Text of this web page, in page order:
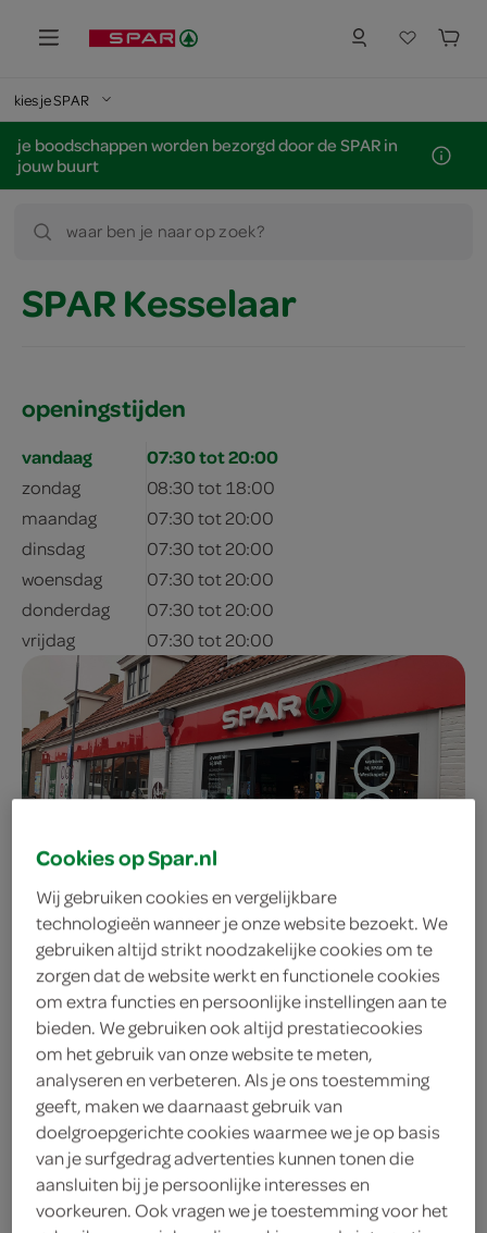
kies je SPAR
je boodschappen worden bezorgd door de SPAR in
jouw buurt
waar ben je naar op zoek?
SPAR Kesselaar
openingstijden
vandaag 07:30 tot 20:00
zondag
08:30 tot 18:00
maandag
07:30 tot 20:00
dinsdag
07:30 tot 20:00
woensdag
07:30 tot 20:00
donderdag
07:30 tot 20:00
vrijdag
07:30 tot 20:00
adres & contactgegevens
0118-820993
sparwestkapelle@despar.info
Koestraat 14
4361 BH Westkapelle
plan je route
bekijk meer vestigingen
KVK 65356934
Cookies op Spar.nl
Wij gebruiken cookies en vergelijkbare
technologieën wanneer je onze website bezoekt. We
gebruiken altijd strikt noodzakelijke cookies om te
zorgen dat de website werkt en functionele cookies
om extra functies en persoonlijke instellingen aan te
bieden. We gebruiken ook altijd prestatiecookies
om het gebruik van onze website te meten,
analyseren en verbeteren. Als je ons toestemming
geeft, maken we daarnaast gebruik van
doelgroepgerichte cookies waarmee we je op basis
van je surfgedrag advertenties kunnen tonen die
aansluiten bij je persoonlijke interesses en
voorkeuren. Ook vragen we je toestemming voor het